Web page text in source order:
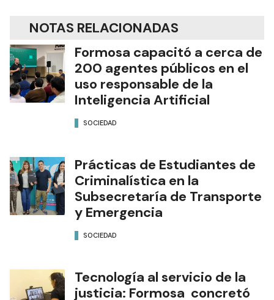
NOTAS RELACIONADAS
Formosa capacitó a cerca de
200 agentes públicos en el
uso responsable de la
Inteligencia Artificial
SOCIEDAD
Prácticas de Estudiantes de
Criminalística en la
Subsecretaría de Transporte
y Emergencia
SOCIEDAD
Tecnología al servicio de la
justicia: Formosa concretó